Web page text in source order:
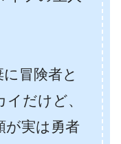
冒険者と
だけど、
が実は勇者